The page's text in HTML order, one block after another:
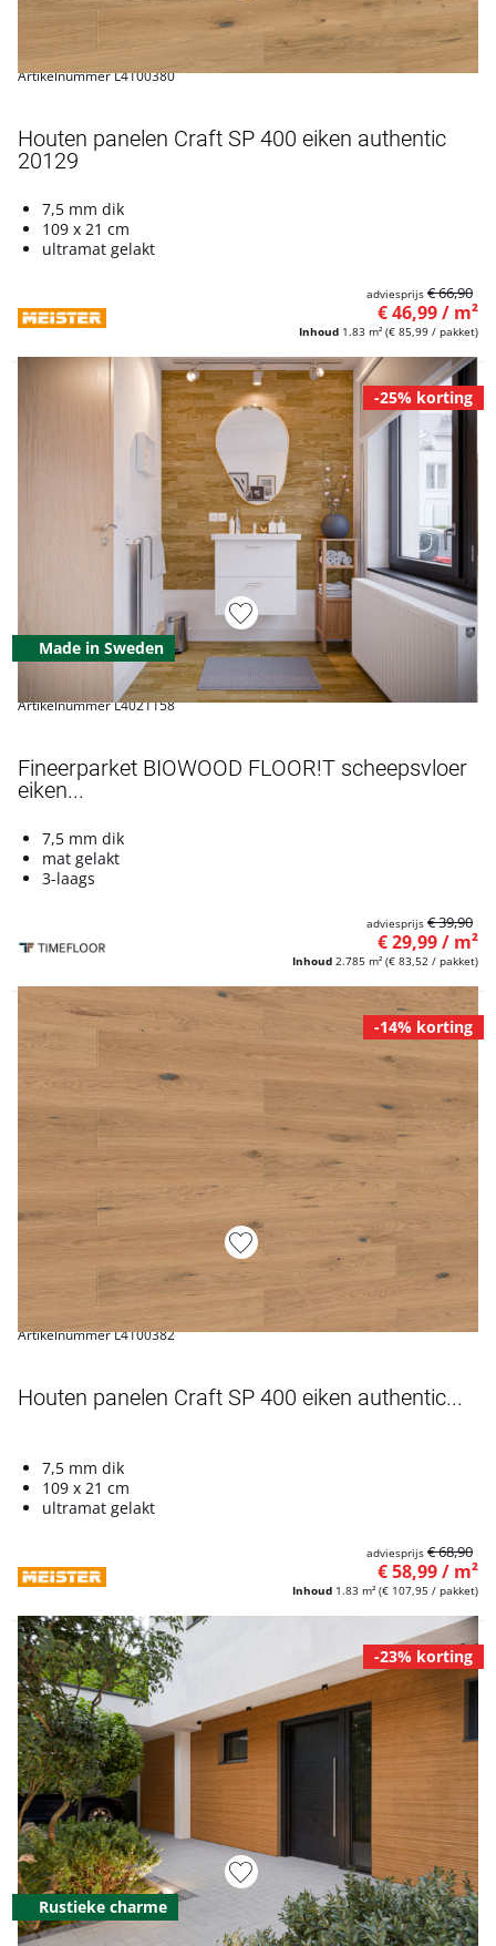
Artikelnummer L4100380
Houten panelen Craft SP 400 eiken authentic
20129
7,5 mm dik
109 x 21 cm
ultramat gelakt
Inhoud 1.83 m² (€ 85,99 / pakket)
€ 46,99 / m²
adviesprijs € 66,90
-25% korting
Made in Sweden
Artikelnummer L4021158
Fineerparket BIOWOOD FLOOR!T scheepsvloer
eiken...
7,5 mm dik
mat gelakt
3-laags
Inhoud 2.785 m² (€ 83,52 / pakket)
€ 29,99 / m²
adviesprijs € 39,90
-14% korting
Artikelnummer L4100382
Houten panelen Craft SP 400 eiken authentic...
7,5 mm dik
109 x 21 cm
ultramat gelakt
Inhoud 1.83 m² (€ 107,95 / pakket)
€ 58,99 / m²
adviesprijs € 68,90
-23% korting
Rustieke charme